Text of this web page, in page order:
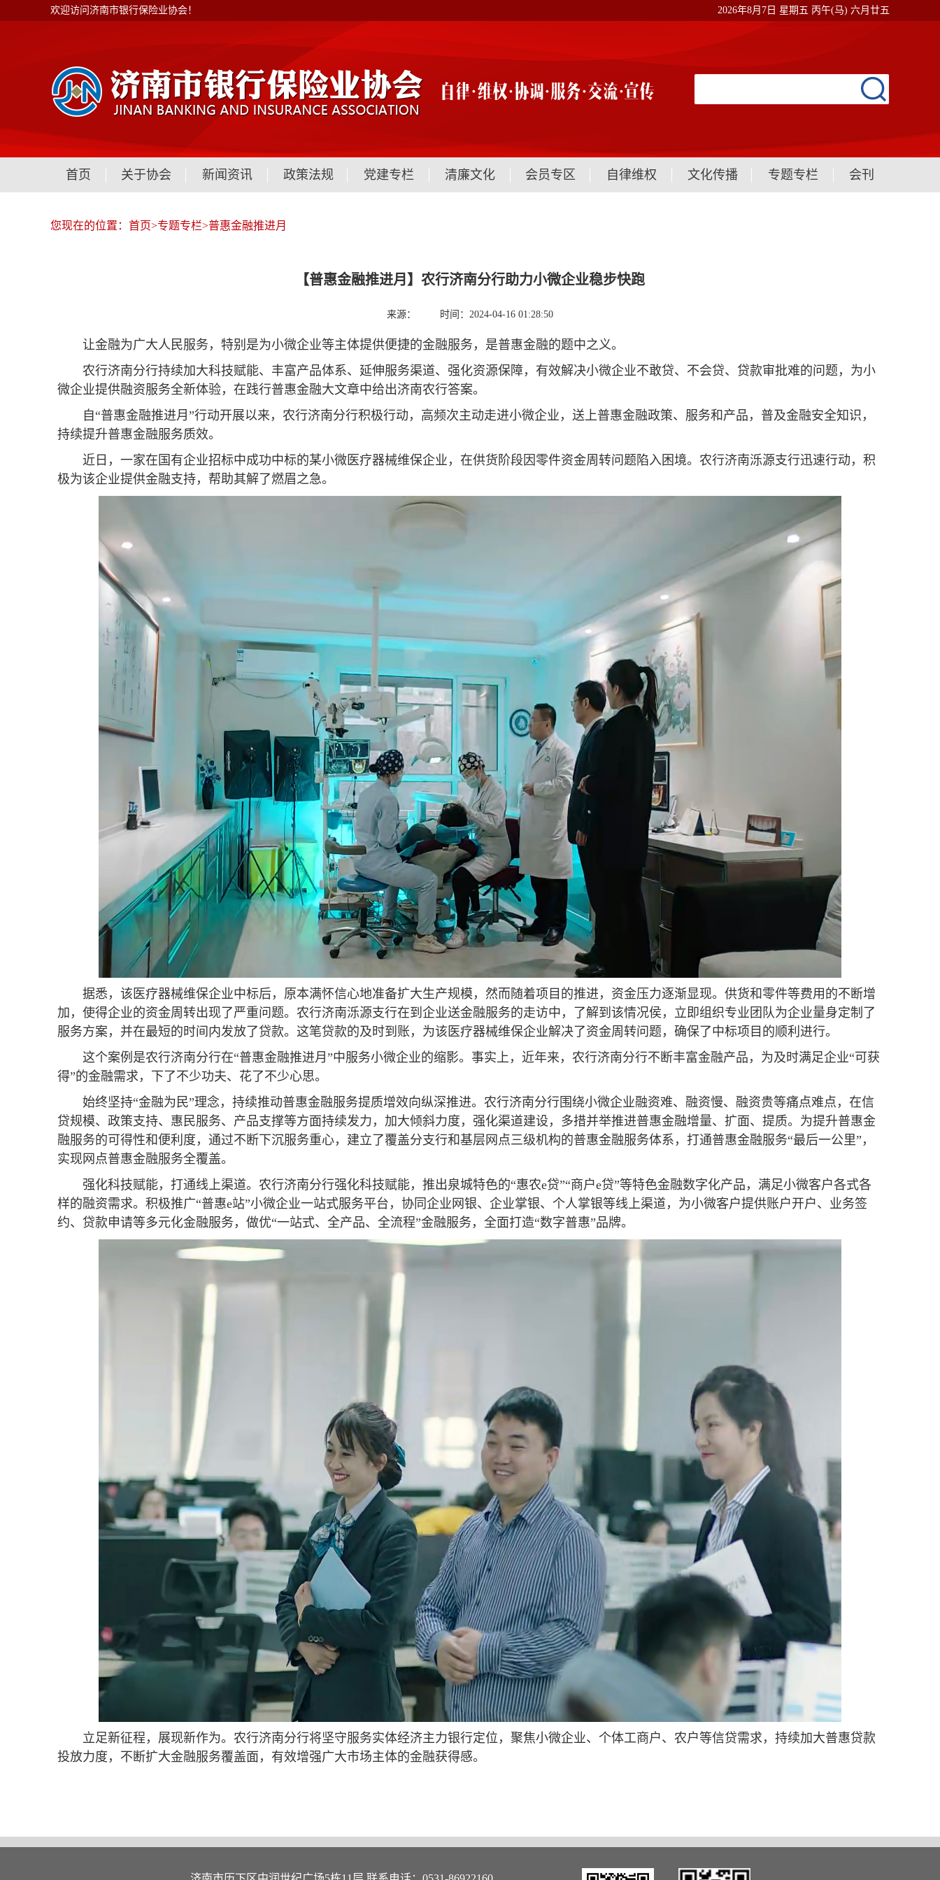
欢迎访问济南市银行保险业协会！ 2026年8月7日 星期五 丙午(马) 六月廿五
首页 关于协会 新闻资讯 政策法规 党建专栏 清廉文化 会员专区 自律维权 文化传播 专题专栏 会刊
您现在的位置： 首页>专题专栏>普惠金融推进月
【普惠金融推进月】农行济南分行助力小微企业稳步快跑
来源： 时间：2024-04-16 01:28:50
让金融为广大人民服务，特别是为小微企业等主体提供便捷的金融服务，是普惠金融的题中之义。
农行济南分行持续加大科技赋能、丰富产品体系、延伸服务渠道、强化资源保障，有效解决小微企业不敢贷、不会贷、贷款审批难的问题，为小
微企业提供融资服务全新体验，在践行普惠金融大文章中给出济南农行答案。
自“普惠金融推进月”行动开展以来，农行济南分行积极行动，高频次主动走进小微企业，送上普惠金融政策、服务和产品，普及金融安全知识，
持续提升普惠金融服务质效。
近日，一家在国有企业招标中成功中标的某小微医疗器械维保企业，在供货阶段因零件资金周转问题陷入困境。农行济南泺源支行迅速行动，积
极为该企业提供金融支持，帮助其解了燃眉之急。
据悉，该医疗器械维保企业中标后，原本满怀信心地准备扩大生产规模，然而随着项目的推进，资金压力逐渐显现。供货和零件等费用的不断增
加，使得企业的资金周转出现了严重问题。农行济南泺源支行在到企业送金融服务的走访中，了解到该情况侯，立即组织专业团队为企业量身定制了
服务方案，并在最短的时间内发放了贷款。这笔贷款的及时到账，为该医疗器械维保企业解决了资金周转问题，确保了中标项目的顺利进行。
这个案例是农行济南分行在“普惠金融推进月”中服务小微企业的缩影。事实上，近年来，农行济南分行不断丰富金融产品，为及时满足企业“可获
得”的金融需求，下了不少功夫、花了不少心思。
始终坚持“金融为民”理念，持续推动普惠金融服务提质增效向纵深推进。农行济南分行围绕小微企业融资难、融资慢、融资贵等痛点难点，在信
贷规模、政策支持、惠民服务、产品支撑等方面持续发力，加大倾斜力度，强化渠道建设，多措并举推进普惠金融增量、扩面、提质。为提升普惠金
融服务的可得性和便利度，通过不断下沉服务重心，建立了覆盖分支行和基层网点三级机构的普惠金融服务体系，打通普惠金融服务“最后一公里”，
实现网点普惠金融服务全覆盖。
强化科技赋能，打通线上渠道。农行济南分行强化科技赋能，推出泉城特色的“惠农e贷”“商户e贷”等特色金融数字化产品，满足小微客户各式各
样的融资需求。积极推广“普惠e站”小微企业一站式服务平台，协同企业网银、企业掌银、个人掌银等线上渠道，为小微客户提供账户开户、业务签
约、贷款申请等多元化金融服务，做优“一站式、全产品、全流程”金融服务，全面打造“数字普惠”品牌。
立足新征程，展现新作为。农行济南分行将坚守服务实体经济主力银行定位，聚焦小微企业、个体工商户、农户等信贷需求，持续加大普惠贷款
投放力度，不断扩大金融服务覆盖面，有效增强广大市场主体的金融获得感。